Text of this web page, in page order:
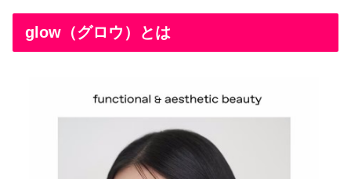
glow（グロウ）とは